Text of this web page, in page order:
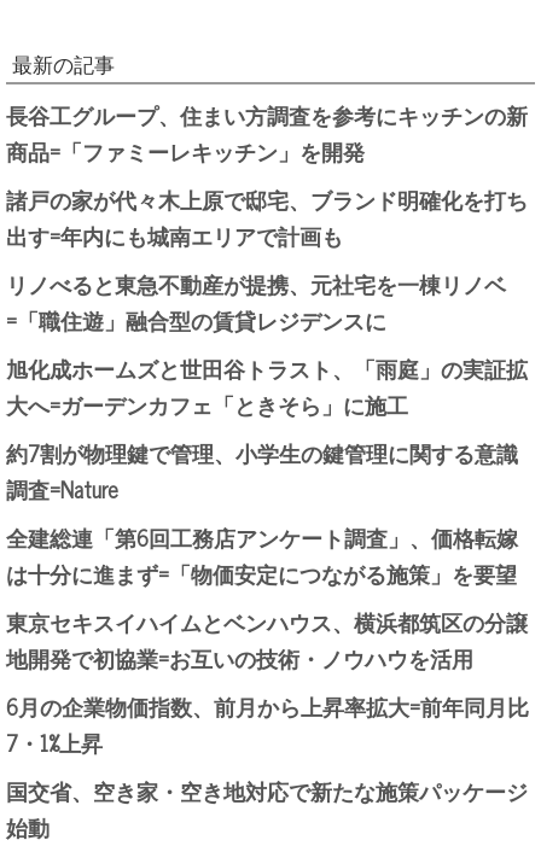
最新の記事
長谷工グループ、住まい方調査を参考にキッチンの新
商品=「ファミーレキッチン」を開発
諸戸の家が代々木上原で邸宅、ブランド明確化を打ち
出す=年内にも城南エリアで計画も
リノべると東急不動産が提携、元社宅を一棟リノベ
=「職住遊」融合型の賃貸レジデンスに
旭化成ホームズと世田谷トラスト、「雨庭」の実証拡
大へ=ガーデンカフェ「ときそら」に施工
約7割が物理鍵で管理、小学生の鍵管理に関する意識
調査=Nature
全建総連「第6回工務店アンケート調査」、価格転嫁
は十分に進まず=「物価安定につながる施策」を要望
東京セキスイハイムとベンハウス、横浜都筑区の分譲
地開発で初協業=お互いの技術・ノウハウを活用
6月の企業物価指数、前月から上昇率拡大=前年同月比
7・1%上昇
国交省、空き家・空き地対応で新たな施策パッケージ
始動